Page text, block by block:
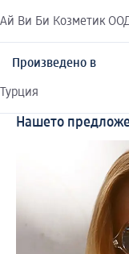
Ай Ви Би Козметик
Произведено в
Турция
Нашето